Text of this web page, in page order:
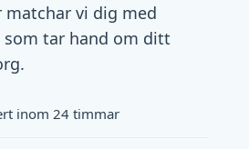
matchar vi dig med
som tar hand om ditt
inom 24 timmar